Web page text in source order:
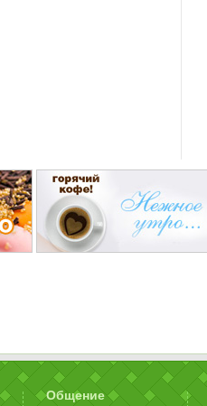
Общение